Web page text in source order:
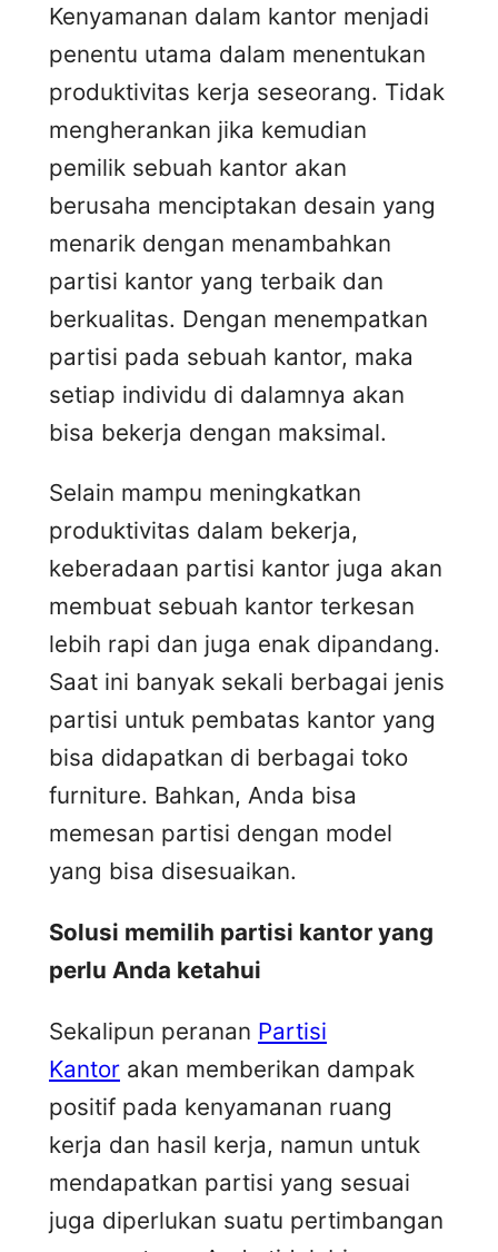
Kenyamanan dalam kantor menjadi
penentu utama dalam menentukan
produktivitas kerja seseorang. Tidak
mengherankan jika kemudian
pemilik sebuah kantor akan
berusaha menciptakan desain yang
menarik dengan menambahkan
partisi kantor yang terbaik dan
berkualitas. Dengan menempatkan
partisi pada sebuah kantor, maka
setiap individu di dalamnya akan
bisa bekerja dengan maksimal.
Selain mampu meningkatkan
produktivitas dalam bekerja,
keberadaan partisi kantor juga akan
membuat sebuah kantor terkesan
lebih rapi dan juga enak dipandang.
Saat ini banyak sekali berbagai jenis
partisi untuk pembatas kantor yang
bisa didapatkan di berbagai toko
furniture. Bahkan, Anda bisa
memesan partisi dengan model
yang bisa disesuaikan.
Solusi memilih partisi kantor yang
perlu Anda ketahui
Sekalipun peranan Partisi
Kantor akan memberikan dampak
positif pada kenyamanan ruang
kerja dan hasil kerja, namun untuk
mendapatkan partisi yang sesuai
juga diperlukan suatu pertimbangan